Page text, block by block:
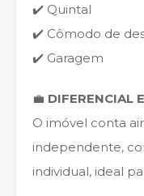
✔️ Quintal
✔️ Cômodo de
✔️ Garagem
💼 DIFERENCIAL
O imóvel conta
independente,
individual, ideal